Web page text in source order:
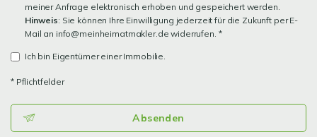
meiner Anfrage elektronisch erhoben und gespeichert werden.
Hinweis: Sie können Ihre Einwilligung jederzeit für die Zukunft per E-
Mail an info@meinheimatmakler.de widerrufen. *
Ich bin Eigentümer einer Immobilie.
* Pflichtfelder
Absenden